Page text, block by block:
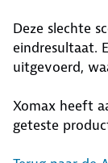
Deze slechte
eindresultaat.
uitgevoerd,
Xomax heeft
geteste